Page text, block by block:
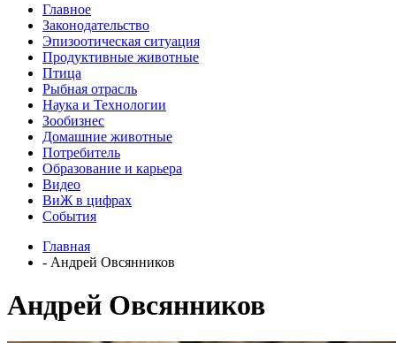
Главное
Законодательство
Эпизоотическая ситуация
Продуктивные животные
Птица
Рыбная отрасль
Наука и Технологии
Зообизнес
Домашние животные
Потребитель
Образование и карьера
Видео
ВиЖ в цифрах
События
Главная
- Андрей Овсянников
Андрей Овсянников